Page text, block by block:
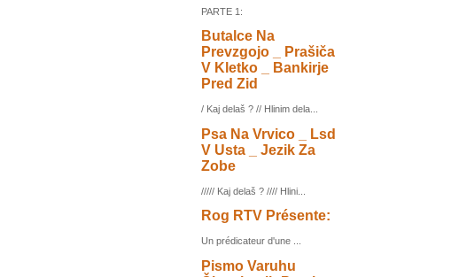
PARTE 1:
Butalce Na
Prevzgojo _ Prašiča
V Kletko _ Bankirje
Pred Zid
/ Kaj delaš ? // Hlinim dela...
Psa Na Vrvico _ Lsd
V Usta _ Jezik Za
Zobe
///// Kaj delaš ? //// Hlini...
Rog RTV Présente:
Un prédicateur d'une ...
Pismo Varuhu